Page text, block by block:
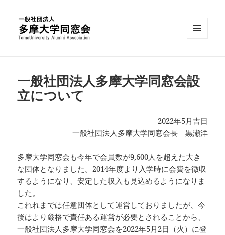
一般社団法人多摩大学同窓会設
立について
2022年5月吉日
一般社団法人多摩大学同窓会長 黒瀬洋
多摩大学同窓会も今年で会員数が9,600人を超えた大き
な団体となりました。2014年度より入学時に会費を徴収
するようになり、安定した収入も見込めるようになりま
した。
これれまでは任意団体として運営しておりましたが、今
後はより厳格で責任ある運営が必要とされることから、
一般社団法人多摩大学同窓会を2022年5月2日（火）に登